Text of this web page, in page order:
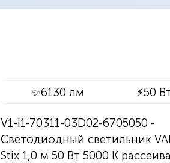
✨6130 лм ⚡50
V1-I1-70311-03D02-6705050 -
Светодиодный светильник
Stix 1,0 м 50 Вт 5000 К